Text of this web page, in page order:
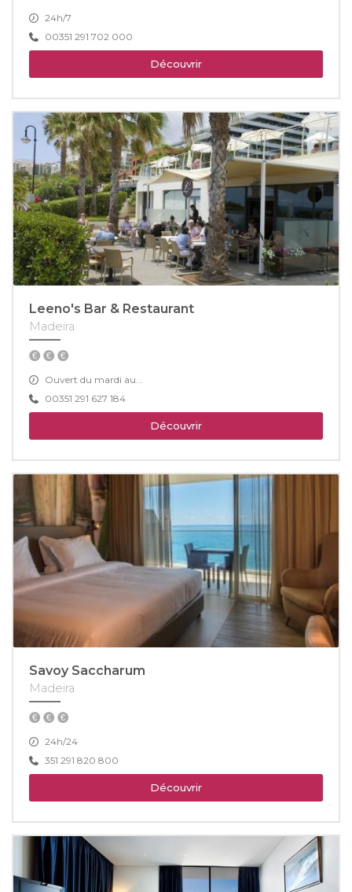
24h/7
00351 291 702 000
Découvrir
Leeno's Bar & Restaurant
Madeira
Ouvert du mardi au...
00351 291 627 184
Découvrir
Savoy Saccharum
Madeira
24h/24
351 291 820 800
Découvrir